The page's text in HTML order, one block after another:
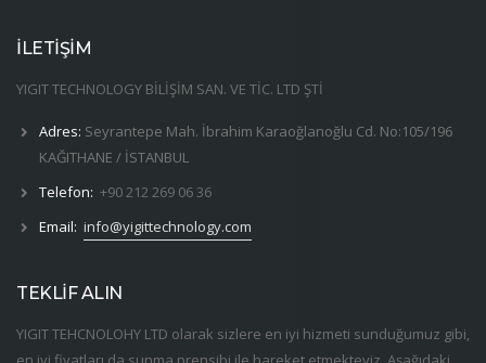
İLETİŞİM
YIGIT TECHNOLOGY BİLİŞİM SAN. VE TİC. LTD ŞTİ
Adres: Seyrantepe Mah. İbrahim Karaoğlanoğlu Cd. No:105/196
KAĞITHANE / İSTANBUL
Telefon: +90 212 269 06 36
Email: info@yigittechnology.com
TEKLİF ALIN
YIGIT TEHCNOLOHY LTD olarak sizlere en iyi hizmeti sunduğumuz gibi,